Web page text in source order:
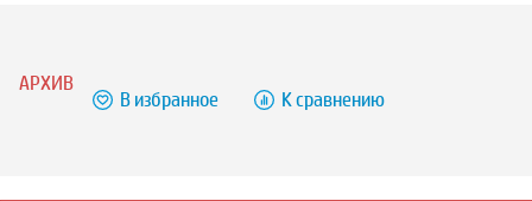
АРХИВ
В избранное К сравнению